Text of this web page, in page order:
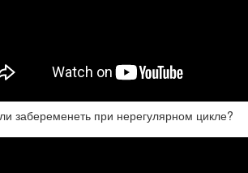
забеременеть при нерегулярном цикле?